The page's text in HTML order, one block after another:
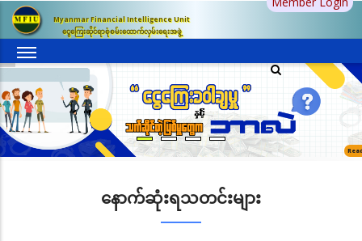
အဓိက
အကြောင်းအရာ
သွား
မည်
Myanmar Financial Intelligence Unit
ငွေကြေးဆိုင်ရာစုံစမ်းထောက်လှမ်းရေးအဖွဲ့
နောက်ဆုံးရသတင်းများ